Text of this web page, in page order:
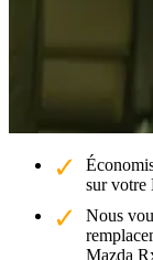
sur votre
Nous
Mazda